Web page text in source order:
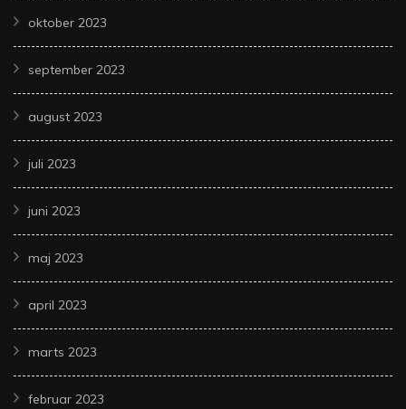
oktober 2023
september 2023
august 2023
juli 2023
juni 2023
maj 2023
april 2023
marts 2023
februar 2023